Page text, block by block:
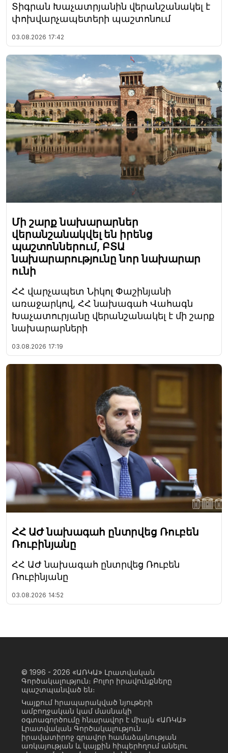
Տիգրան Խաչատրյանին վերանշանակել է
փոխվարչապետերի պաշտոնում
03.08.2026 17:42
Մի շարք նախարարներ
վերանշանակվել են իրենց
պաշտոններում, ԲՏԱ
նախարարությունը նոր նախարար
ունի
ՀՀ վարչապետ Նիկոլ Փաշինյանի
առաջարկով, ՀՀ նախագահ Վահագն
Խաչատուրյանը վերանշանակել է մի շարք
նախարարների
03.08.2026 17:19
ՀՀ ԱԺ նախագահ ընտրվեց Ռուբեն
Ռուբինյանը
ՀՀ ԱԺ նախագահ ընտրվեց Ռուբեն
Ռուբինյանը
03.08.2026 14:52
© 1996 - 2026 «ԱՌԿԱ» Լրատվական
Գործակալություն։ Բոլոր իրավունքները
պաշտպանված են։
Կայքում հրապարակված նյութերի
ամբողջական կամ մասնակի
օգտագործումը հնարավոր է միայն «ԱՌԿԱ»
Լրատվական Գործակալություն
իրավատիրոջ գրավոր համաձայնության
առկայության և կայքին հիպերհղում անելու